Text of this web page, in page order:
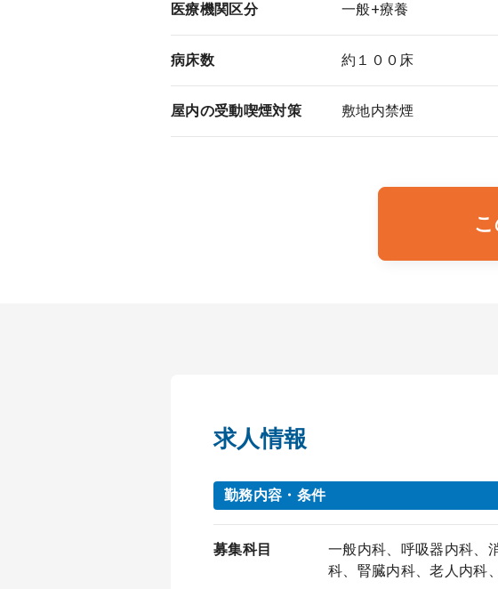
医療機関区分 一般+療養
病床数 約１００床
屋内の受動喫煙対策 敷地内禁煙
求人情報
勤務内容・条件
募集科目
一般内科、呼吸器内科、
科、腎臓内科、老人内科